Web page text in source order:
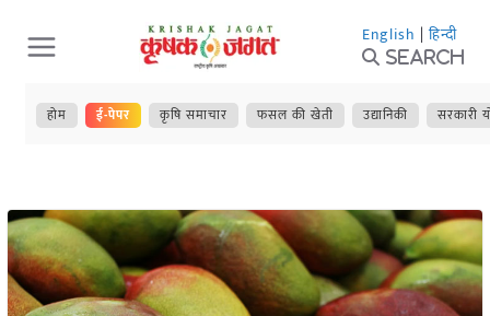
Skip
to
content
English | हिन्दी
Search
होम ई-पेपर कृषि समाचार फसल की खेती उद्यानिकी सरकारी